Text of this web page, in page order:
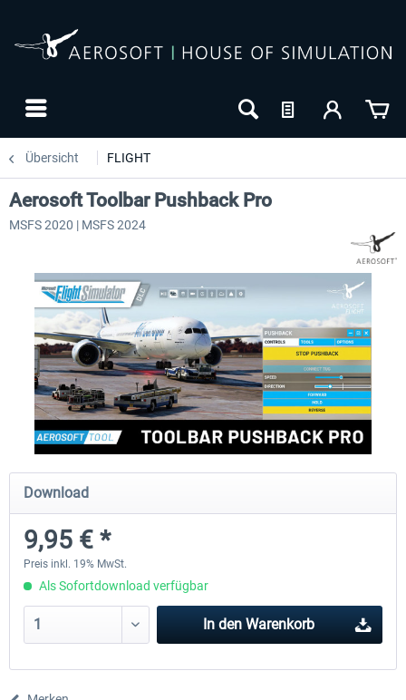
Übersicht FLIGHT
24h FREE
EmergencyDispatcherPro - 24h Free
0,00 € *
Aerosoft Toolbar Pushback Pro
MSFS 2020 | MSFS 2024
Download
9,95 € *
Preis inkl. 19% MwSt.
Als Sofortdownload verfügbar
In den Warenkorb